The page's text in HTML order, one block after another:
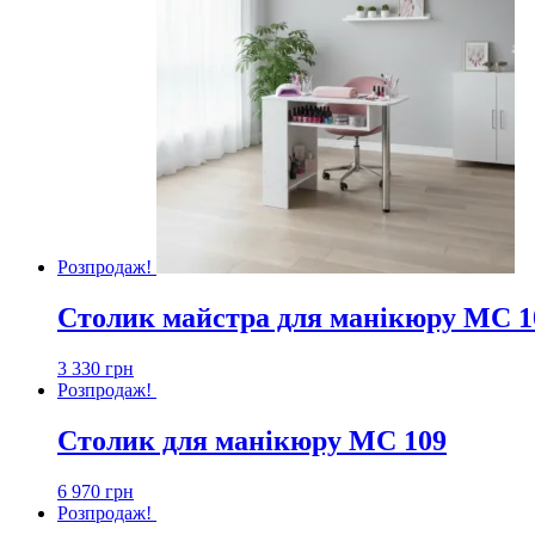
Розпродаж!
Столик майстра для манікюру МС
3 330 грн
Розпродаж!
Столик для манікюру МС 109
6 970 грн
Розпродаж!